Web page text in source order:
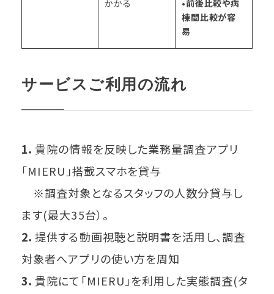
かかる •前後比較や病
棟間比較が容
易
サービスご利用の流れ
1．貴院の情報を反映した業務量調査アプリ
「MIERU」搭載スマホを貸与
※調査対象となるスタッフの人数分貸与し
ます(最大35台）。
2．提供する動画視聴と説明書を活用し、調査
対象者へアプリの使い方を周知
3．貴院にて「MIERU」を利用した実態調査(タ